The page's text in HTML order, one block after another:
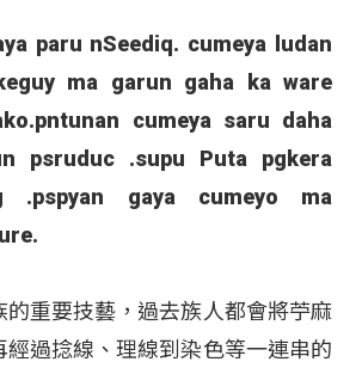
paru nSeediq. cumeya ludan
ma garun gaha ka ware
cumeya saru daha
psruduc .supu Puta pgkera
.pspyan gaya cumeyo ma
重要技藝，過去族人都會將苧麻
經過捻線、理線到染色等一連串的